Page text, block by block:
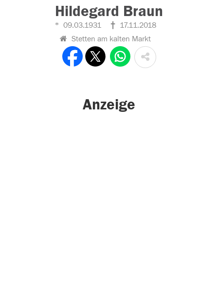
Hildegard Braun
09.03.1931
17.11.2018
Stetten am kalten Markt
Anzeige